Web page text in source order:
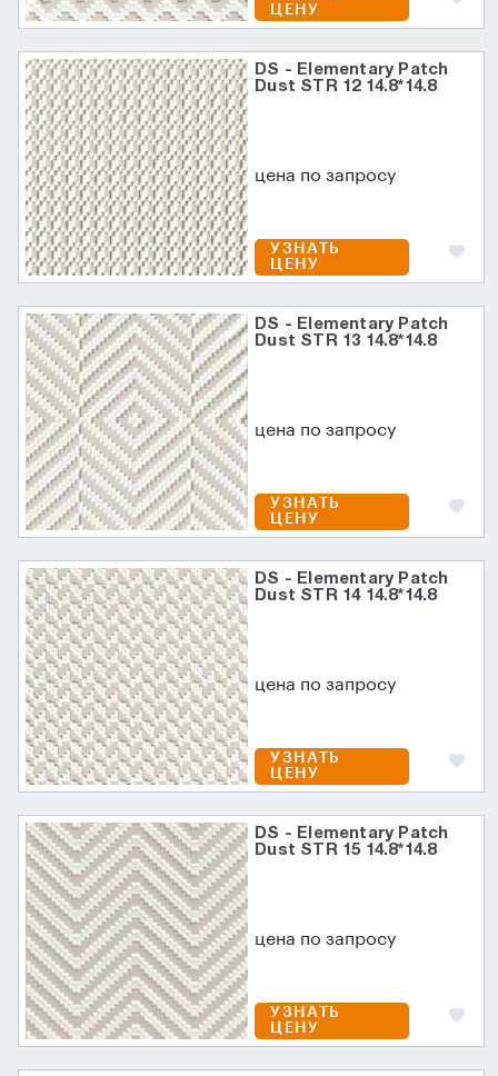
ЦЕНУ
DS - Elementary Patch
Dust STR 12 14.8*14.8
цена по запросу
УЗНАТЬ
ЦЕНУ
DS - Elementary Patch
Dust STR 13 14.8*14.8
цена по запросу
УЗНАТЬ
ЦЕНУ
DS - Elementary Patch
Dust STR 14 14.8*14.8
цена по запросу
УЗНАТЬ
ЦЕНУ
DS - Elementary Patch
Dust STR 15 14.8*14.8
цена по запросу
УЗНАТЬ
ЦЕНУ